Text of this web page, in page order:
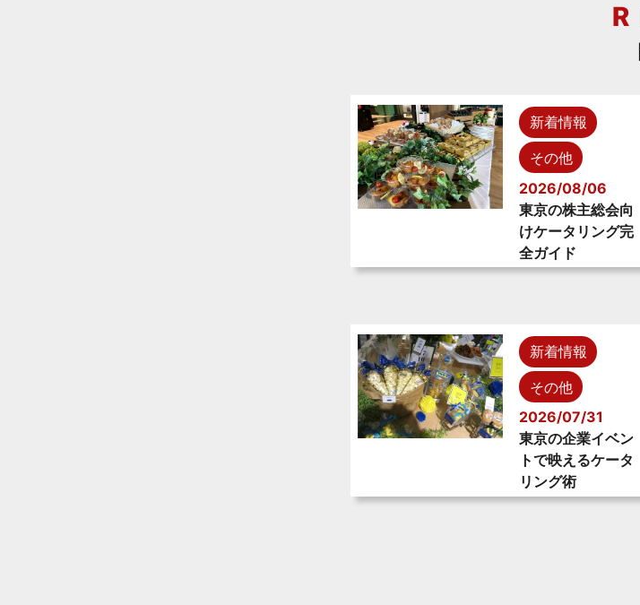
新着情報
その他
2026/08/06
東京の株主総会向
けケータリング完
全ガイド
新着情報
その他
2026/07/31
東京の企業イベン
トで映えるケータ
リング術